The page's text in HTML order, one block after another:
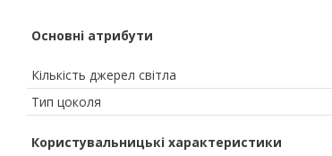
Основні атрибути
Кількість джерел світла
Тип цоколя
Користувальницькі характеристики